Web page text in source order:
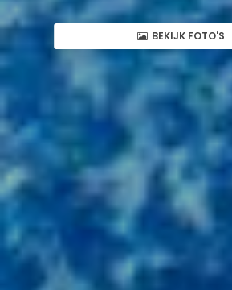
BEKIJK FOTO'S